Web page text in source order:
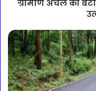
ग्रामीण अंचल की बेटी